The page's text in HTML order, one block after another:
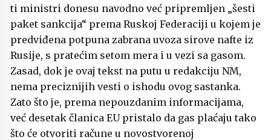
ti ministri donesu navodno već pripremljen „šesti
paket sankcija“ prema Ruskoj Federaciji u kojem je
predviđena potpuna zabrana uvoza sirove nafte iz
Rusije, s pratećim setom mera i u vezi sa gasom.
Zasad, dok je ovaj tekst na putu u redakciju NM,
nema preciznijih vesti o ishodu ovog sastanka.
Zato što je, prema nepouzdanim informacijama,
već desetak članica EU pristalo da gas plaćaju tako
što će otvoriti račune u novostvorenoj